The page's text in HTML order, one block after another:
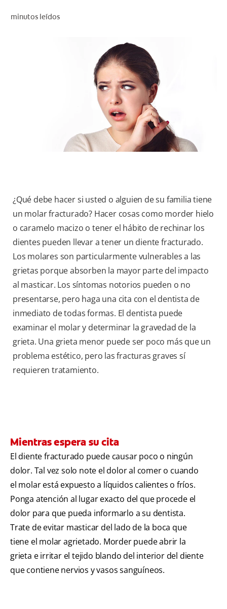
minutos leídos
¿Qué debe hacer si usted o alguien de su familia tiene
un molar fracturado? Hacer cosas como morder hielo
o caramelo macizo o tener el hábito de rechinar los
dientes pueden llevar a tener un diente fracturado.
Los molares son particularmente vulnerables a las
grietas porque absorben la mayor parte del impacto
al masticar. Los síntomas notorios pueden o no
presentarse, pero haga una cita con el dentista de
inmediato de todas formas. El dentista puede
examinar el molar y determinar la gravedad de la
grieta. Una grieta menor puede ser poco más que un
problema estético, pero las fracturas graves sí
requieren tratamiento.
Mientras espera su cita
El diente fracturado puede causar poco o ningún
dolor. Tal vez solo note el dolor al comer o cuando
el molar está expuesto a líquidos calientes o fríos.
Ponga atención al lugar exacto del que procede el
dolor para que pueda informarlo a su dentista.
Trate de evitar masticar del lado de la boca que
tiene el molar agrietado. Morder puede abrir la
grieta e irritar el tejido blando del interior del diente
que contiene nervios y vasos sanguíneos.